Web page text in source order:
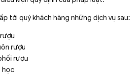
tới quý khách hàng những dịch vụ sau:
rượu
rượu
học